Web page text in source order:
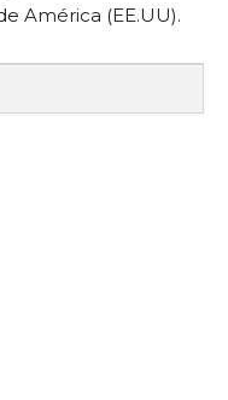
América (EE.UU).